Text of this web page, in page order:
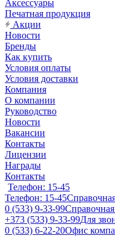
Аксессуары
Печатная продукция
Акции
Новости
Бренды
Как купить
Условия оплаты
Условия доставки
Компания
О компании
Руководство
Новости
Вакансии
Контакты
Лицензии
Награды
Контакты
Телефон: 15-45
Телефон: 15-45
0 (533) 9-33-99
+373 (533) 9-33-99Для
0 (533) 6-22-20Офис